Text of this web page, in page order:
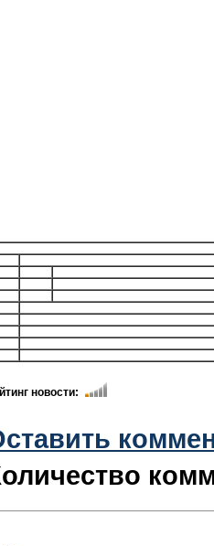
новости: